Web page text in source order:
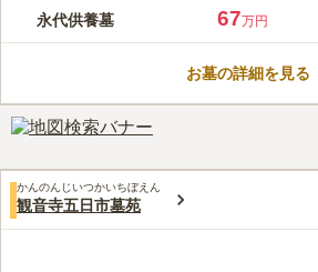
齢の方や足腰の弱い方も安全に歩けま
備しており、第二京阪道路「八幡東イ
がらお参りもできます。
みんなの評価
3.8 口コミ1件
40代 女性
山の中腹にあるので静かで、日当たり
できるような店はないようなので、JR駅周辺で
う。
永代供養墓 67万円
お墓の詳細を見る
かんのんじいつかいちぼえん
観音寺五日市墓苑